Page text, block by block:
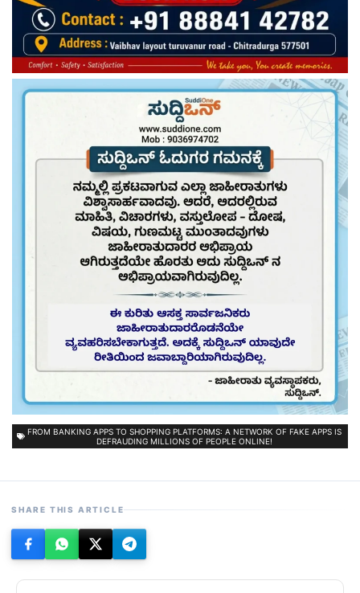
FROM BANKING APPS TO SHOPPING PLATFORMS: A NETWORK OF FAKE APPS IS
DEFRAUDING MILLIONS OF PEOPLE ONLINE!
SHARE THIS ARTICLE